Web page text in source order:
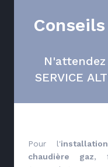
SERVICE
Pour l'installation
chaudière gaz,